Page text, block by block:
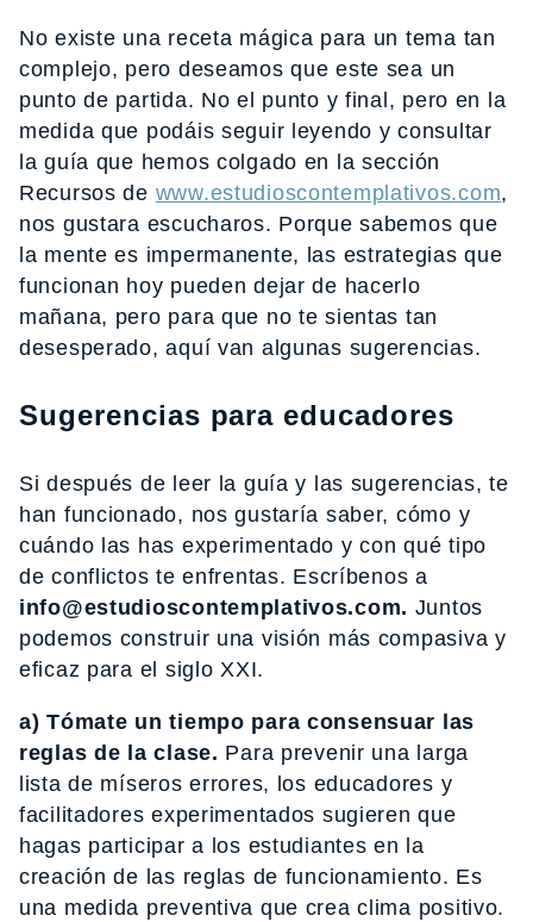
No existe una receta mágica para un tema tan
complejo, pero deseamos que este sea un
punto de partida. No el punto y final, pero en la
medida que podáis seguir leyendo y consultar
la guía que hemos colgado en la sección
Recursos de www.estudioscontemplativos.com,
nos gustara escucharos. Porque sabemos que
la mente es impermanente, las estrategias que
funcionan hoy pueden dejar de hacerlo
mañana, pero para que no te sientas tan
desesperado, aquí van algunas sugerencias.
Sugerencias para educadores
Si después de leer la guía y las sugerencias, te
han funcionado, nos gustaría saber, cómo y
cuándo las has experimentado y con qué tipo
de conflictos te enfrentas. Escríbenos a
info@estudioscontemplativos.com. Juntos
podemos construir una visión más compasiva y
eficaz para el siglo XXI.
a) Tómate un tiempo para consensuar las
reglas de la clase. Para prevenir una larga
lista de míseros errores, los educadores y
facilitadores experimentados sugieren que
hagas participar a los estudiantes en la
creación de las reglas de funcionamiento. Es
una medida preventiva que crea clima positivo.